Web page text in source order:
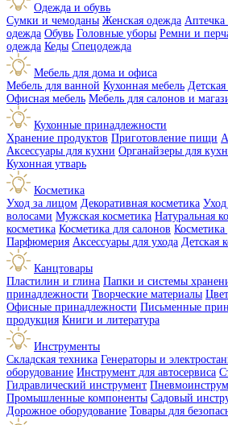
Одежда и обувь
Сумки и чемоданы Женская одежда
одежда Обувь Головные уборы Ремни и
одежда Кеды Спецодежда
Мебель для дома и офиса
Мебель для ванной Кухонная мебель
Офисная мебель Мебель для салонов и
Кухонные принадлежности
Хранение продуктов Приготовление пищи
Аксессуары для кухни Органайзеры для
Кухонная утварь
Косметика
Уход за лицом Декоративная косметика Уход
волосами Мужская косметика Натуральная
косметика Косметика для салонов
Парфюмерия Аксессуары для ухода Детская
Канцтовары
Пластилин и глина Папки и системы
принадлежности Творческие материалы
Офисные принадлежности Письменные
продукция Книги и литература
Инструменты
Складская техника Генераторы и
оборудование Инструмент для автосервиса
Гидравлический инструмент
Промышленные компоненты Садовый
Дорожное оборудование Товары для